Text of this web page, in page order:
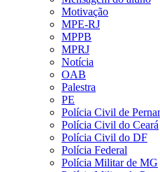
Motivação
MPE-RJ
MPPB
MPRJ
Notícia
OAB
Palestra
PE
Polícia Civil de
Polícia Civil do Ceará
Polícia Civil do DF
Polícia Federal
Polícia Militar de MG